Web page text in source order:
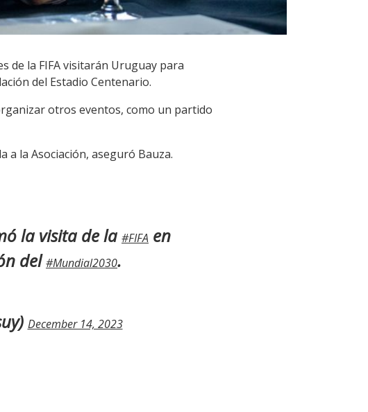
de la FIFA visitarán Uruguay para
del Estadio Centenario.
otros eventos, como un partido
a la Asociación, aseguró Bauza.
la visita de la #FIFA en
del#Mundial2030.
December 14, 2023